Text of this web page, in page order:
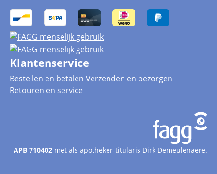
Klantenservice
Bestellen en betalen Verzenden en bezorgen
Retouren en service
APB 710402 met als apotheker-titularis Dirk Demeulenaere.